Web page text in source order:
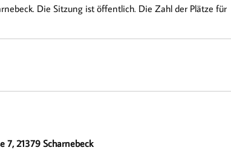
Die Sitzung ist öffentlich. Die Zahl der Plätze für
7, 21379 Scharnebeck